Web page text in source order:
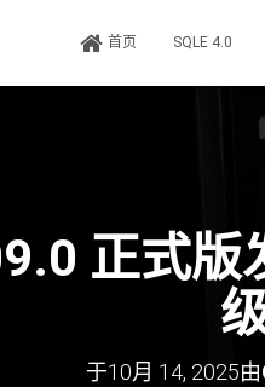
首页 SQLE 4.0
正式
于10月 14, 2025由